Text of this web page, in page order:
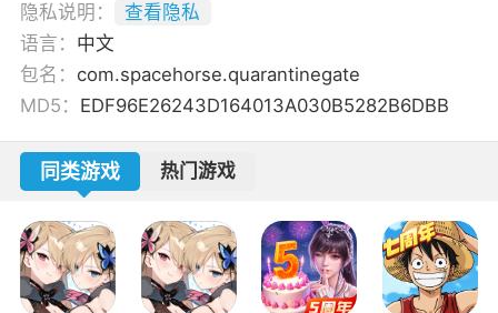
隐私说明：
查看隐私
语言： 中文
包名： com.spacehorse.quarantinegate
MD5： EDF96E26243D164013A030B5282B6DBB
同类游戏 热门游戏